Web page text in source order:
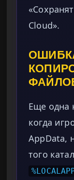
Cloud».
Еще одна
когда
AppData,
того